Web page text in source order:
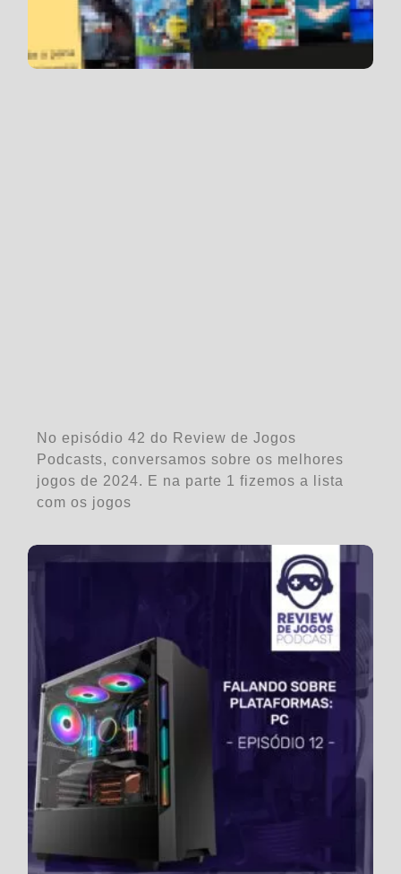
No episódio 42 do Review de Jogos
Podcasts, conversamos sobre os melhores
jogos de 2024. E na parte 1 fizemos a lista
com os jogos